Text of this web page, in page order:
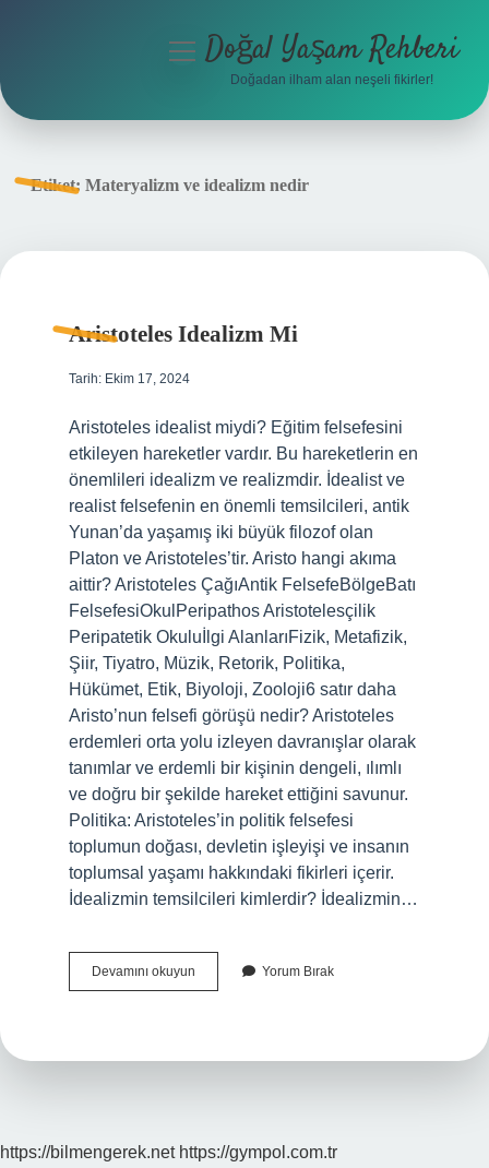
menüyüDoğal Yaşam Rehberi
Doğadan ilham alan neşeli fikirler!
Etiket: Materyalizm ve idealizm nedir
Aristoteles Idealizm Mi
Tarih: Ekim 17, 2024
Aristoteles idealist miydi? Eğitim felsefesini
etkileyen hareketler vardır. Bu hareketlerin en
önemlileri idealizm ve realizmdir. İdealist ve
realist felsefenin en önemli temsilcileri, antik
Yunan’da yaşamış iki büyük filozof olan
Platon ve Aristoteles’tir. Aristo hangi akıma
aittir? Aristoteles ÇağıAntik FelsefeBölgeBatı
FelsefesiOkulPeripathos Aristotelesçilik
Peripatetik Okuluİlgi AlanlarıFizik, Metafizik,
Şiir, Tiyatro, Müzik, Retorik, Politika,
Hükümet, Etik, Biyoloji, Zooloji6 satır daha
Aristo’nun felsefi görüşü nedir? Aristoteles
erdemleri orta yolu izleyen davranışlar olarak
tanımlar ve erdemli bir kişinin dengeli, ılımlı
ve doğru bir şekilde hareket ettiğini savunur.
Politika: Aristoteles’in politik felsefesi
toplumun doğası, devletin işleyişi ve insanın
toplumsal yaşamı hakkındaki fikirleri içerir.
İdealizmin temsilcileri kimlerdir? İdealizmin…
Devamını okuyun Aristoteles
Idealizm
Yorum Bırak
https://bilmengerek.net https://gympol.com.tr